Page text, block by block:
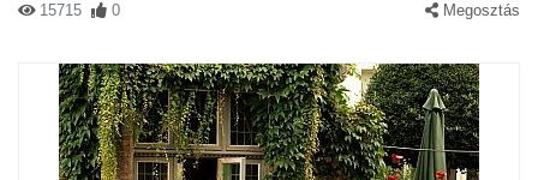
15715 0 Megosztás